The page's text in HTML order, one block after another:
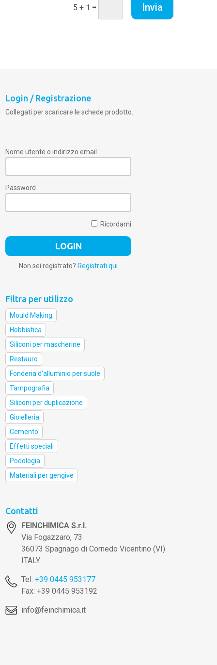
5 + 1 = Invia
Login / Registrazione
Collegati per scaricare le schede prodotto.
Nome utente o indirizzo email
Password
Ricordami
Non sei registrato?Registrati qui
Filtra per utilizzo
Mould Making
Hobbistica
Siliconi per mascherine
Restauro
Fonderia d'alluminio per suole
Tampografia
Siliconi per duplicazione
Gioielleria
Cemento
Effetti speciali
Podologia
Materiali per gengive
Contatti
FEINCHIMICA S.r.l.
Via Fogazzaro, 73
36073 Spagnago di Cornedo Vicentino (VI)
ITALY
Tel:+39 0445 953177
Fax: +39 0445 953192
info@feinchimica.it